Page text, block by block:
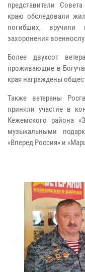
представители
краю обследовали
погибших, вручили
захоронения
Более двухсот
проживающие в
края награждены
Также ветераны
приняли участие в
Кежемского района
музыкальными
«Вперед Россия» и